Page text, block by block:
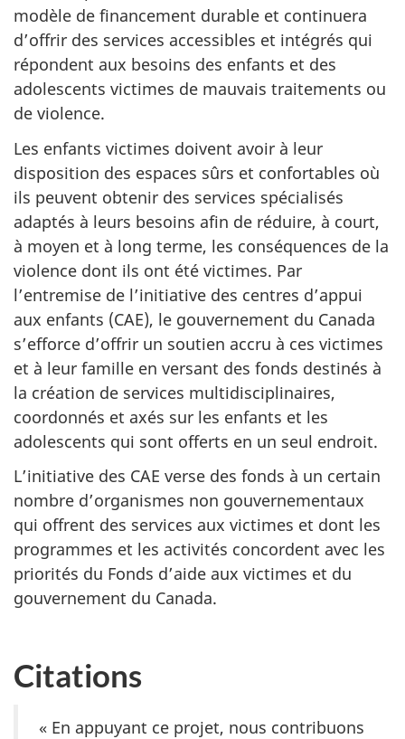
modèle de financement durable et continuera
d’offrir des services accessibles et intégrés qui
répondent aux besoins des enfants et des
adolescents victimes de mauvais traitements ou
de violence.
Les enfants victimes doivent avoir à leur
disposition des espaces sûrs et confortables où
ils peuvent obtenir des services spécialisés
adaptés à leurs besoins afin de réduire, à court,
à moyen et à long terme, les conséquences de la
violence dont ils ont été victimes. Par
l’entremise de l’initiative des centres d’appui
aux enfants (CAE), le gouvernement du Canada
s’efforce d’offrir un soutien accru à ces victimes
et à leur famille en versant des fonds destinés à
la création de services multidisciplinaires,
coordonnés et axés sur les enfants et les
adolescents qui sont offerts en un seul endroit.
L’initiative des CAE verse des fonds à un certain
nombre d’organismes non gouvernementaux
qui offrent des services aux victimes et dont les
programmes et les activités concordent avec les
priorités du Fonds d’aide aux victimes et du
gouvernement du Canada.
Citations
« En appuyant ce projet, nous contribuons